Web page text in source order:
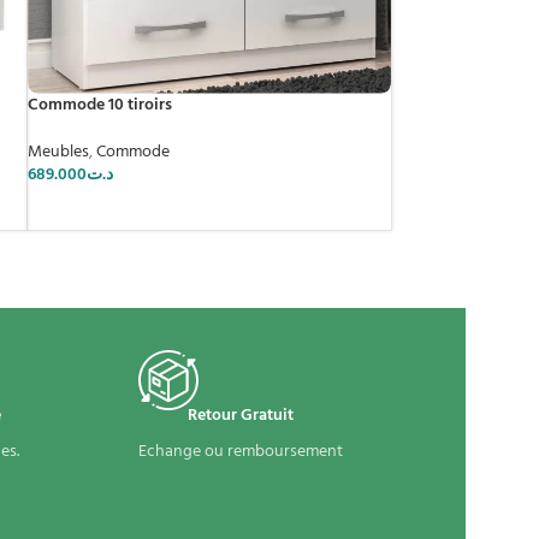
Commode 10 tiroirs
Meubles,Commode
د.ت689.000
Retour Gratuit
Echange ou remboursement